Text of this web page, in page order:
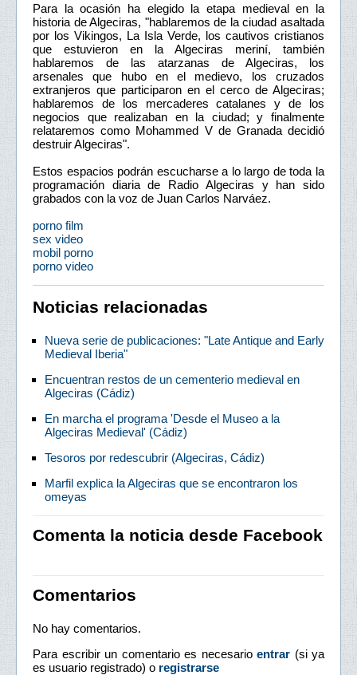
Para la ocasión ha elegido la etapa medieval en la
historia de Algeciras, "hablaremos de la ciudad asaltada
por los Vikingos, La Isla Verde, los cautivos cristianos
que estuvieron en la Algeciras meriní, también
hablaremos de las atarzanas de Algeciras, los
arsenales que hubo en el medievo, los cruzados
extranjeros que participaron en el cerco de Algeciras;
hablaremos de los mercaderes catalanes y de los
negocios que realizaban en la ciudad; y finalmente
relataremos como Mohammed V de Granada decidió
destruir Algeciras".
Estos espacios podrán escucharse a lo largo de toda la
programación diaria de Radio Algeciras y han sido
grabados con la voz de Juan Carlos Narváez.
porno film
sex video
mobil porno
porno video
Noticias relacionadas
Nueva serie de publicaciones: "Late Antique and Early
Medieval Iberia"
Encuentran restos de un cementerio medieval en
Algeciras (Cádiz)
En marcha el programa 'Desde el Museo a la
Algeciras Medieval' (Cádiz)
Tesoros por redescubrir (Algeciras, Cádiz)
Marfil explica la Algeciras que se encontraron los
omeyas
Comenta la noticia desde Facebook
Comentarios
No hay comentarios.
Para escribir un comentario es necesario entrar (si ya
es usuario registrado) o registrarse